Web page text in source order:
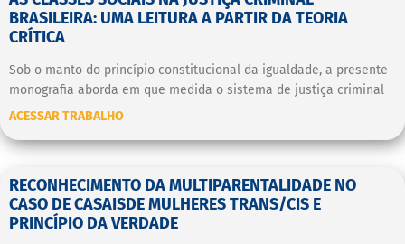
BRASILEIRA: UMA LEITURA A PARTIR DA TEORIA
CRÍTICA
Sob o manto do princípio constitucional da igualdade, a presente
monografia aborda em que medida o sistema de justiça criminal
ACESSAR TRABALHO
RECONHECIMENTO DA MULTIPARENTALIDADE NO
CASO DE CASAISDE MULHERES TRANS/CIS E
PRINCÍPIO DA VERDADE